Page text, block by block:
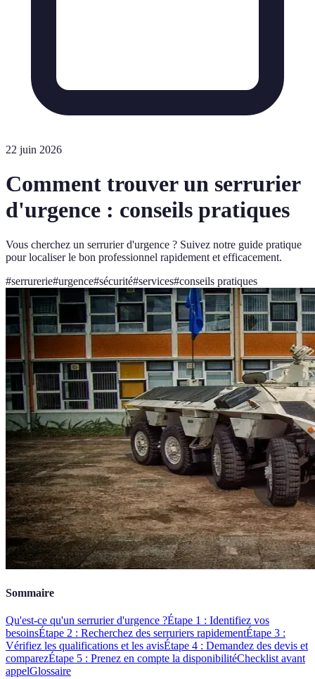
22 juin 2026
Comment trouver un serrurier
d'urgence : conseils pratiques
Vous cherchez un serrurier d'urgence ? Suivez notre guide pratique
pour localiser le bon professionnel rapidement et efficacement.
#serrurerie#urgence#sécurité#services#conseils pratiques
Sommaire
Qu'est-ce qu'un serrurier d'urgence ?Étape 1 : Identifiez vos
besoinsÉtape 2 : Recherchez des serruriers rapidementÉtape 3 :
Vérifiez les qualifications et les avisÉtape 4 : Demandez des devis et
comparezÉtape 5 : Prenez en compte la disponibilitéChecklist avant
appelGlossaire